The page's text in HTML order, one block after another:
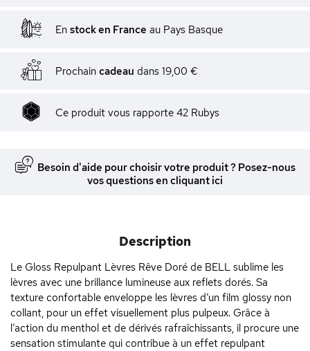
En stock en France au Pays Basque
Prochain cadeau dans 19,00 €
Ce produit vous rapporte 42 Rubys
Besoin d'aide pour choisir votre produit ? Posez-nous
vos questions en cliquant ici
Description
Le Gloss Repulpant Lèvres Rêve Doré de BELL sublime les
lèvres avec une brillance lumineuse aux reflets dorés. Sa
texture confortable enveloppe les lèvres d’un film glossy non
collant, pour un effet visuellement plus pulpeux. Grâce à
l’action du menthol et de dérivés rafraîchissants, il procure une
sensation stimulante qui contribue à un effet repulpant